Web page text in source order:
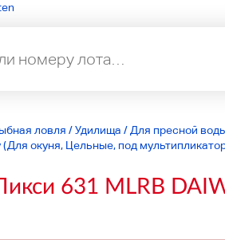
ловля /Удилища / Для пресной
окуня, Цельные, под
631 MLRB